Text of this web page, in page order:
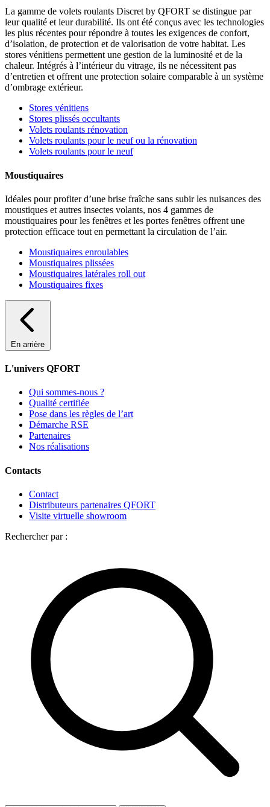
La gamme de volets roulants Discret by QFORT se distingue par
leur qualité et leur durabilité. Ils ont été conçus avec les technologies
les plus récentes pour répondre à toutes les exigences de confort,
d’isolation, de protection et de valorisation de votre habitat. Les
stores vénitiens permettent une gestion de la luminosité et de la
chaleur. Intégrés à l’intérieur du vitrage, ils ne nécessitent pas
d’entretien et offrent une protection solaire comparable à un système
d’ombrage extérieur.
Stores vénitiens
Stores plissés occultants
Volets roulants rénovation
Volets roulants pour le neuf ou la rénovation
Volets roulants pour le neuf
Moustiquaires
Idéales pour profiter d’une brise fraîche sans subir les nuisances des
moustiques et autres insectes volants, nos 4 gammes de
moustiquaires pour les fenêtres et les portes fenêtres offrent une
protection efficace tout en permettant la circulation de l’air.
Moustiquaires enroulables
Moustiquaires plissées
Moustiquaires latérales roll out
Moustiquaires fixes
En arrière
L'univers QFORT
Qui sommes-nous ?
Qualité certifiée
Pose dans les règles de l’art
Démarche RSE
Partenaires
Nos réalisations
Contacts
Contact
Distributeurs partenaires QFORT
Visite virtuelle showroom
Rechercher par :